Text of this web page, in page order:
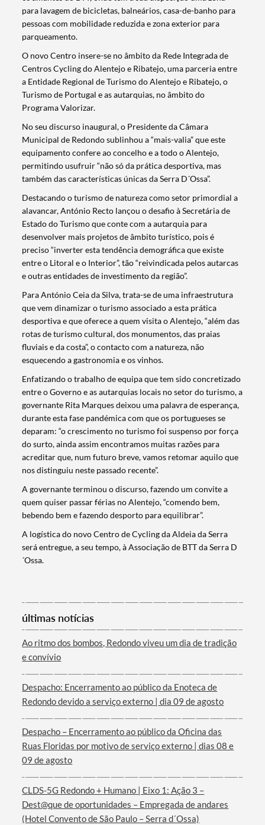
Termo de Pesquisa
Categorias gerais
Filtros
para lavagem de bicicletas, balneários, casa-de-banho para
pessoas com mobilidade reduzida e zona exterior para
parqueamento.
O novo Centro insere-se no âmbito da Rede Integrada de
Centros Cycling do Alentejo e Ribatejo, uma parceria entre
a Entidade Regional de Turismo do Alentejo e Ribatejo, o
Turismo de Portugal e as autarquias, no âmbito do
Programa Valorizar.
No seu discurso inaugural, o Presidente da Câmara
Municipal de Redondo sublinhou a “mais-valia” que este
equipamento confere ao concelho e a todo o Alentejo,
permitindo usufruir “não só da prática desportiva, mas
também das características únicas da Serra D´Ossa”.
Destacando o turismo de natureza como setor primordial a
alavancar, António Recto lançou o desafio à Secretária de
Estado do Turismo que conte com a autarquia para
desenvolver mais projetos de âmbito turístico, pois é
preciso “inverter esta tendência demográfica que existe
entre o Litoral e o Interior”, tão “reivindicada pelos autarcas
e outras entidades de investimento da região”.
Para António Ceia da Silva, trata-se de uma infraestrutura
que vem dinamizar o turismo associado a esta prática
desportiva e que oferece a quem visita o Alentejo, “além das
rotas de turismo cultural, dos monumentos, das praias
fluviais e da costa”, o contacto com a natureza, não
esquecendo a gastronomia e os vinhos.
Enfatizando o trabalho de equipa que tem sido concretizado
entre o Governo e as autarquias locais no setor do turismo, a
governante Rita Marques deixou uma palavra de esperança,
durante esta fase pandémica com que os portugueses se
deparam: “o crescimento no turismo foi suspenso por força
do surto, ainda assim encontramos muitas razões para
acreditar que, num futuro breve, vamos retomar aquilo que
nos distinguiu neste passado recente”.
A governante terminou o discurso, fazendo um convite a
quem quiser passar férias no Alentejo, “comendo bem,
bebendo bem e fazendo desporto para equilibrar”.
A logística do novo Centro de Cycling da Aldeia da Serra
será entregue, a seu tempo, à Associação de BTT da Serra D
´Ossa.
últimas notícias
Ao ritmo dos bombos, Redondo viveu um dia de tradição
e convívio
Despacho: Encerramento ao público da Enoteca de
Redondo devido a serviço externo | dia 09 de agosto
Despacho – Encerramento ao público da Oficina das
Ruas Floridas por motivo de serviço externo | dias 08 e
09 de agosto
CLDS-5G Redondo + Humano | Eixo 1: Ação 3 –
Dest@que de oportunidades – Empregada de andares
(Hotel Convento de São Paulo – Serra d´Ossa)